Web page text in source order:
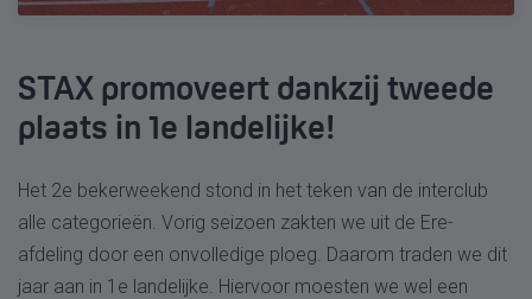
STAX promoveert dankzij tweede
plaats in 1e landelijke!
Het 2e bekerweekend stond in het teken van de interclub
alle categorieën. Vorig seizoen zakten we uit de Ere-
afdeling door een onvolledige ploeg. Daarom traden we dit
jaar aan in 1e landelijke. Hiervoor moesten we wel een